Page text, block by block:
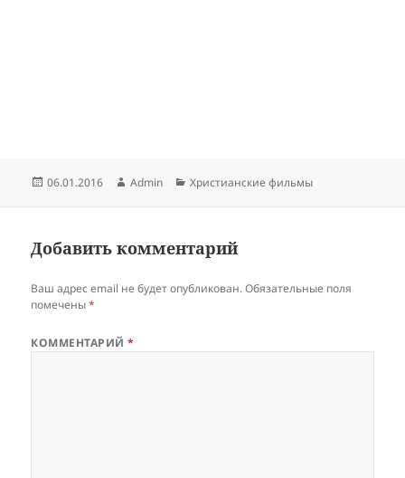
Опубликовано
06.01.2016 Автор
Admin Рубрики
Христианские фильмы
Добавить комментарий
Ваш адрес email не будет опубликован. Обязательные поля
помечены*
КОММЕНТАРИЙ*